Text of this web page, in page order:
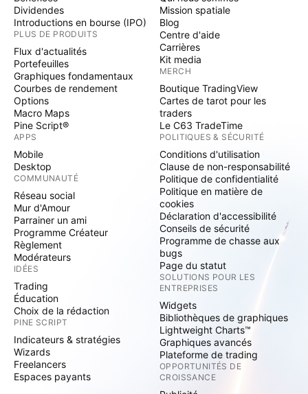
Dividendes
Introductions en bourse (IPO)
PLUS DE PRODUITS
Flux d'actualités
Portefeuilles
Graphiques fondamentaux
Courbes de rendement
Options
Macro Maps
Pine Script®
APPS
Mobile
Desktop
COMMUNAUTÉ
Réseau social
Mur d'Amour
Parrainer un ami
Programme Créateur
Règlement
Modérateurs
IDÉES
Trading
Éducation
Choix de la rédaction
PINE SCRIPT
Indicateurs & stratégies
Wizards
Freelancers
Espaces payants
Mission spatiale
Blog
Centre d'aide
Carrières
Kit media
MERCH
Boutique TradingView
Cartes de tarot pour les
traders
Le C63 TradeTime
POLITIQUES & SÉCURITÉ
Conditions d'utilisation
Clause de non-responsabilité
Politique de confidentialité
Politique en matière de
cookies
Déclaration d'accessibilité
Conseils de sécurité
Programme de chasse aux
bugs
Page du statut
SOLUTIONS POUR LES
ENTREPRISES
Widgets
Bibliothèques de graphiques
Lightweight Charts™
Graphiques avancés
Plateforme de trading
OPPORTUNITÉS DE
CROISSANCE